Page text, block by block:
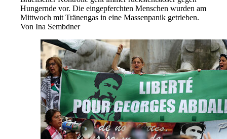
Hungernde vor. Die eingepferchten Menschen wurden am
Mittwoch mit Tränengas in eine Massenpanik getrieben.
Von Ina Sembdner